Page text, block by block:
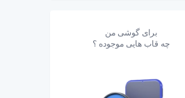
برای گوشی من
چه قاب هایی موجوده ؟